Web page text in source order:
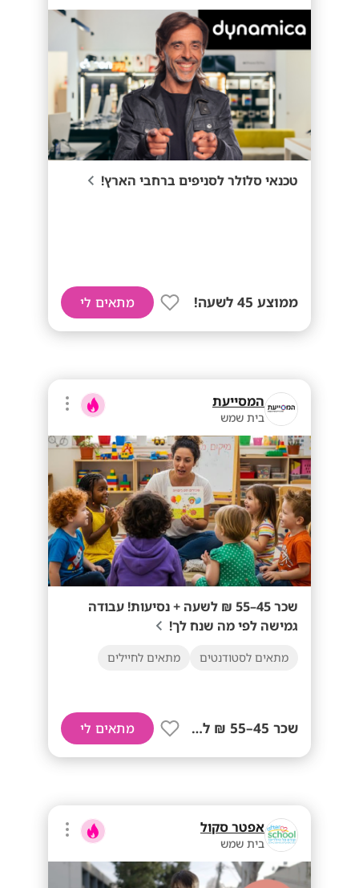
טכנאי סלולר לסניפים ברחבי הארץ!
ממוצע 45 לשעה! מתאים לי
המסייעת
בית שמש
שכר 45–55 ₪ לשעה + נסיעות! עבודה
גמישה לפי מה שנח לך!
מתאים לסטודנטים מתאים לחיילים
שכר 45–55 ₪ לשעה+ נסיעות! מתאים לי
אפטר סקול
בית שמש